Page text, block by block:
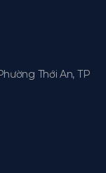
Thới An, TP